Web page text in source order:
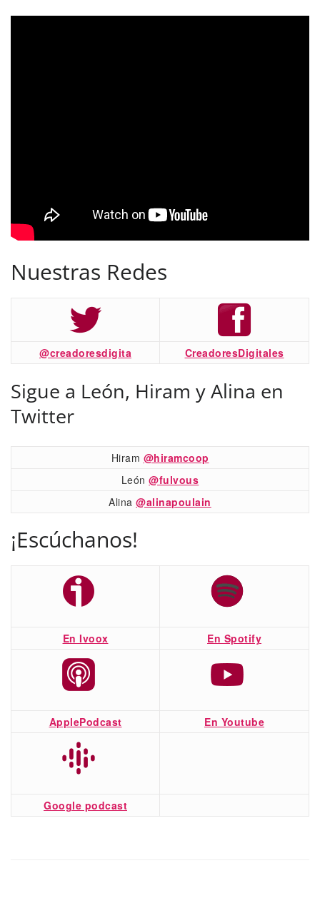
Nuestras Redes
@creadoresdigita CreadoresDigitales
Sigue a León, Hiram y Alina en
Twitter
Hiram @hiramcoop
León@fulvous
Alina@alinapoulain
¡Escúchanos!
En Ivoox En Spotify
ApplePodcast En Youtube
Google podcast